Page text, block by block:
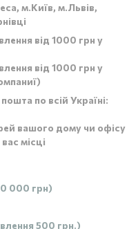
м.Київ, м.Львів,
від 1000 грн у
від 1000 грн у
по всій Україні:
вашого дому чи офісу
місці
000 грн)
500 грн.)